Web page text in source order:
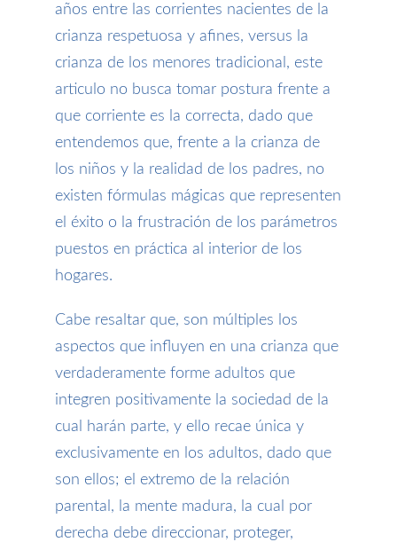
años entre las corrientes nacientes de la
crianza respetuosay afines, versus la
crianza de los menores tradicional , este
articulo no busca tomar postura frente a
que corriente es la correcta, dado que
entendemos que, frente a la crianza de
los niños y la realidad de los padres, no
existen fórmulas mágicas que representen
el éxito o la frustración de los parámetros
puestos en práctica al interior de los
hogares.
Cabe resaltar que, son múltiples los
aspectos que influyen en una crianza que
verdaderamenteforme adultos que
integren positivamente la sociedad de la
cual harán parte, y ello recae única y
exclusivamente en los adultos, dado que
son ellos; e extremo de la relación
parental , la mente madura, la cual por
derecha debe direccionar, proteger,